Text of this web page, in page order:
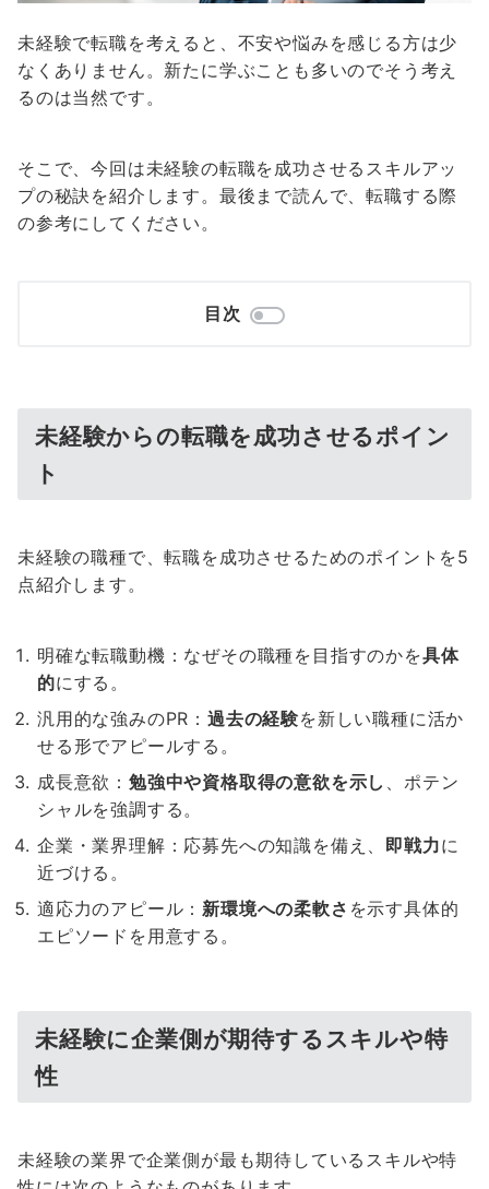
未経験で転職を考えると、不安や悩みを感じる方は少
なくありません。新たに学ぶことも多いのでそう考え
るのは当然です。
そこで、今回は未経験の転職を成功させるスキルアッ
プの秘訣を紹介します。最後まで読んで、転職する際
の参考にしてください。
目次
未経験からの転職を成功させるポイン
ト
未経験の職種で、転職を成功させるためのポイントを5
点紹介します。
明確な転職動機：なぜその職種を目指すのかを具体
的にする。
汎用的な強みのPR： 過去の経験を新しい職種に活か
せる形でアピールする。
成長意欲： 勉強中や資格取得の意欲を示し 、ポテン
シャルを強調する。
企業・業界理解：応募先への知識を備え、 即戦力に
近づける。
適応力のアピール：新環境への柔軟さ を示す具体的
エピソードを用意する。
未経験に企業側が期待するスキルや特
性
未経験の業界で企業側が最も期待しているスキルや特